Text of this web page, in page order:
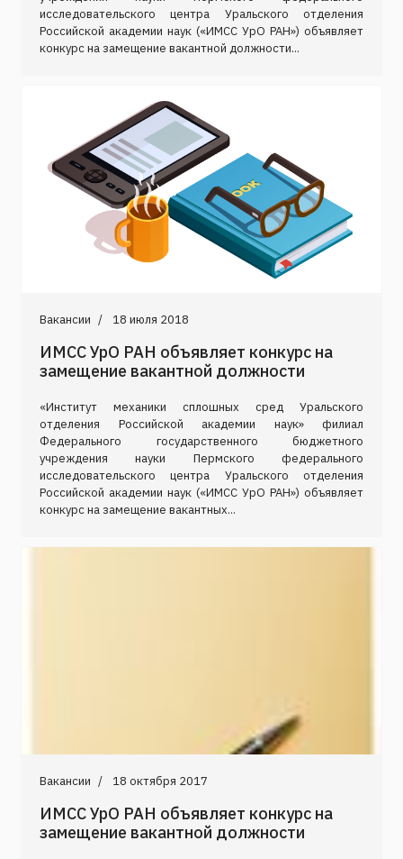
исследовательского центра Уральского отделения
Российской академии наук («ИМСС УрО РАН») объявляет
конкурс на замещение вакантной должности...
Вакансии 18 июля 2018
ИМСС УрО РАН объявляет конкурс на
замещение вакантной должности
«Институт механики сплошных сред Уральского
отделения Российской академии наук» филиал
Федерального государственного бюджетного
учреждения науки Пермского федерального
исследовательского центра Уральского отделения
Российской академии наук («ИМСС УрО РАН») объявляет
конкурс на замещение вакантных...
Вакансии 18 октября 2017
ИМСС УрО РАН объявляет конкурс на
замещение вакантной должности